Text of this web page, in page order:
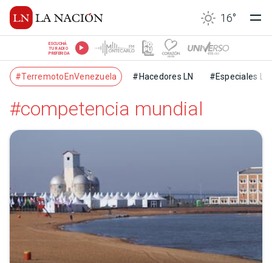
16°
ESCUCHÁ
TU RADIO
PREFERIDA
#TerremotoEnVenezuela #Hacedores LN #Especiales LN
#competencia mundial